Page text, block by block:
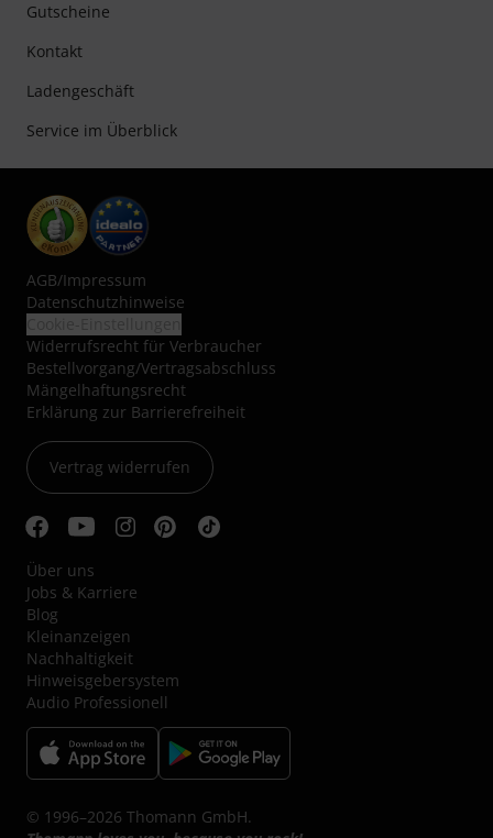
Gutscheine
Kontakt
Ladengeschäft
Service im Überblick
AGB/Impressum
Datenschutzhinweise
Widerrufsrecht für Verbraucher
Bestellvorgang/Vertragsabschluss
Mängelhaftungsrecht
Erklärung zur Barrierefreiheit
Vertrag widerrufen
Über uns
Jobs & Karriere
Blog
Kleinanzeigen
Nachhaltigkeit
Hinweisgebersystem
Audio Professionell
© 1996–2026 Thomann GmbH.